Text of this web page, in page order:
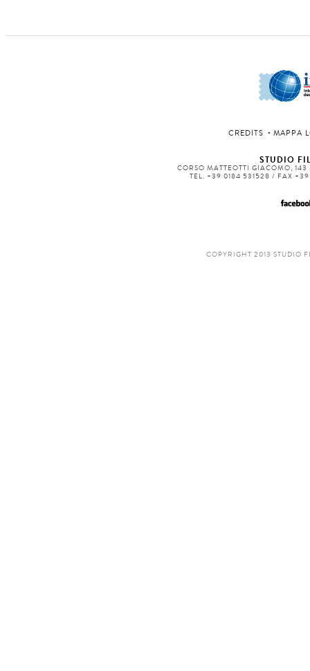
CREDITS MAPPA
STUDIO
CORSO MATTEOTTI GIACOMO,
TEL. +39 0184 531528 / FAX
COPYRIGHT 2013 STUDIO